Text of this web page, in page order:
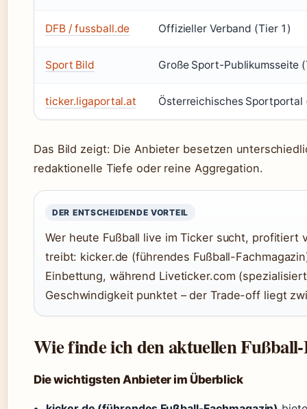
DFB / fussball.de Offizieller Verband (Tier 1)
Sport Bild Große Sport-Publikumsseite
ticker.ligaportal.at Österreichisches Sportportal
Das Bild zeigt: Die Anbieter besetzen
redaktionelle Tiefe oder reine Aggregation.
DER ENTSCHEIDENDE VORTEIL
Wer heute Fußball live im Ticker sucht, profitiert
treibt: kicker.de (führendes Fußball-
Einbettung, während Liveticker.com
Geschwindigkeit punktet – der Trade-off liegt
Wie finde ich den aktuellen
Die wichtigsten Anbieter im Überblick